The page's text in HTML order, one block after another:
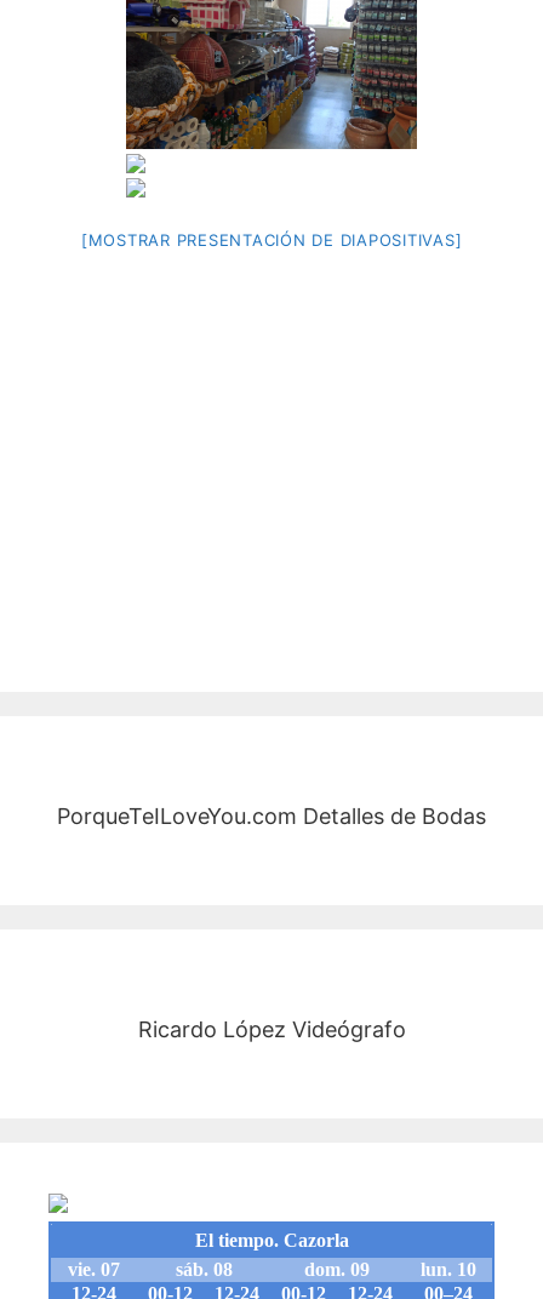
[MOSTRAR PRESENTACIÓN DE DIAPOSITIVAS]
PorqueTeILoveYou.com Detalles de Bodas
Ricardo López Videógrafo